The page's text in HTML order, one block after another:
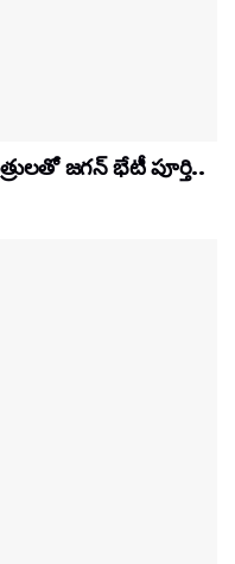
జగన్ భేటీ పూర్తి..